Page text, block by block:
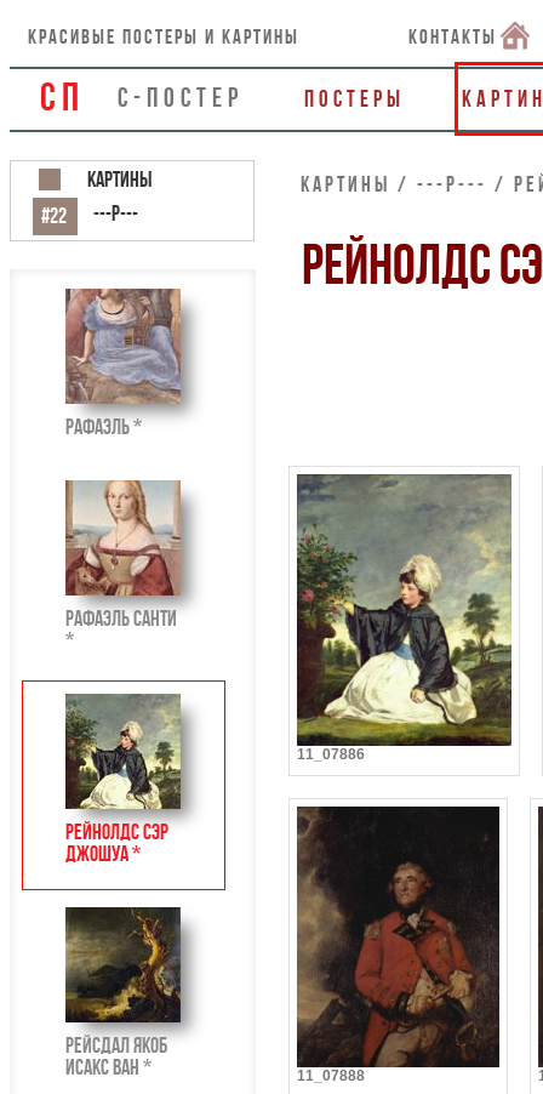
СП С-ПОСТЕР Постеры
красивые постеры и картины контакты
Рафаэль *
Рафаэль Санти
*
Рейнолдс Сэр
Джошуа *
Рейсдал Якоб
Исакс ван *
Картины
#22
---Р---
Картины / ---Р--- /
РЕЙНОЛДС
11_07886
11_07888